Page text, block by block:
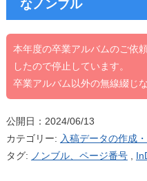
なノンブル
本年度の卒業アルバムのご依
したので停止しています。
卒業アルバム以外の無線綴じ
公開日：2024/06/13
カテゴリー: 入稿データの作成
タグ: ノンブル、ページ番号,